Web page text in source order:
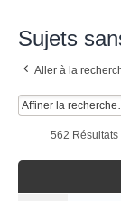
Sujets
Aller à la
562 Résultats